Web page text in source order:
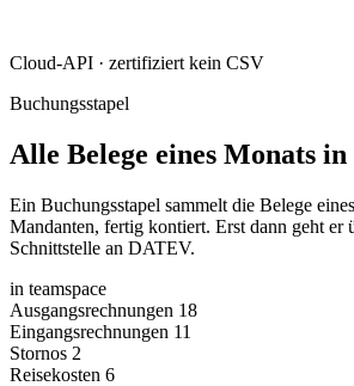
Cloud-API · zertifiziert kein CSV
Buchungsstapel
Alle Belege eines Monats
Ein Buchungsstapel sammelt die Belege
Mandanten, fertig kontiert. Erst dann geht er
Schnittstelle an DATEV.
in teamspace
Ausgangsrechnungen 18
Eingangsrechnungen 11
Stornos 2
Reisekosten 6